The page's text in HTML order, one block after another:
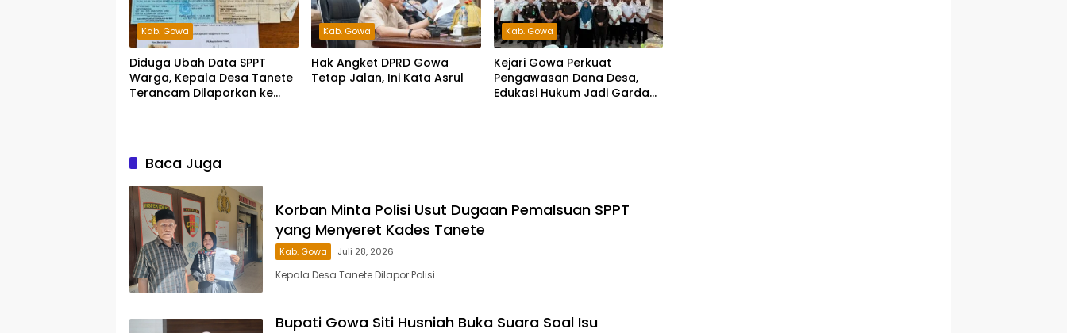
Kab. Gowa
Diduga Ubah Data SPPT
Warga, Kepala Desa Tanete
Terancam Dilaporkan ke
Kab. Gowa
Hak Angket DPRD Gowa
Tetap Jalan, Ini Kata Asrul
Kab. Gowa
Kejari Gowa Perkuat
Pengawasan Dana Desa,
Edukasi Hukum Jadi Garda
Baca Juga
Korban Minta Polisi Usut Dugaan Pemalsuan SPPT
yang Menyeret Kades Tanete
Kab. Gowa Juli 28, 2026
Kepala Desa Tanete Dilapor Polisi
Bupati Gowa Siti Husniah Buka Suara Soal Isu